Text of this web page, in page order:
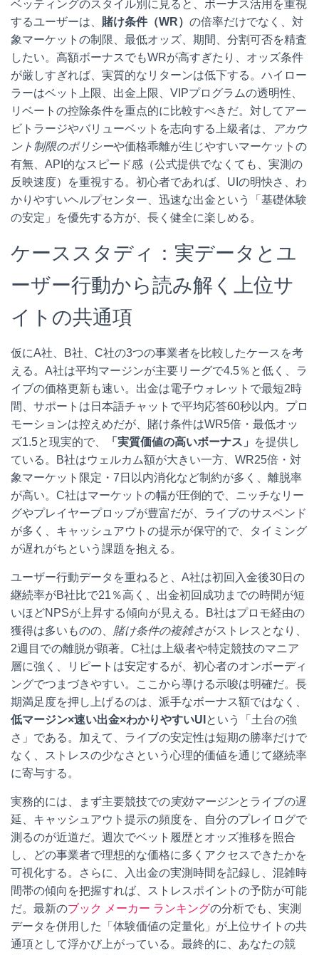
ベッティングのスタイル別に見ると、ボーナス活用を重視
するユーザーは、 賭け条件（WR） の倍率だけでなく、対
象マーケットの制限、最低オッズ、期間、分割可否を精査
したい。高額ボーナスでもWRが高すぎたり、オッズ条件
が厳しすぎれば、実質的なリターンは低下する。ハイロー
ラーはベット上限、出金上限、VIPプログラムの透明性、
リベートの控除条件を重点的に比較すべきだ。対してアー
ビトラージやバリューベットを志向する上級者は、
アカウ
ント制限のポリシーや価格乖離が生じやすいマーケットの
有無、API的なスピード感（公式提供でなくても、実測の
反映速度）を重視する。初心者であれば、UIの明快さ、わ
かりやすいヘルプセンター、迅速な出金という「基礎体験
の安定」を優先する方が、長く健全に楽しめる。
ケーススタディ：実データとユ
ーザー行動から読み解く上位サ
イトの共通項
仮にA社、B社、C社の3つの事業者を比較したケースを考
える。A社は平均マージンが主要リーグで4.5％と低く、ラ
イブの価格更新も速い。出金は電子ウォレットで最短2時
間、サポートは日本語チャットで平均応答60秒以内。プロ
モーションは控えめだが、賭け条件はWR5倍・最低オッ
ズ1.5と現実的で、
「実質価値の高いボーナス」
を提供し
ている。B社はウェルカム額が大きい一方、WR25倍・対
象マーケット限定・7日以内消化など制約が多く、離脱率
が高い。C社はマーケットの幅が圧倒的で、ニッチなリー
グやプレイヤープロップが豊富だが、ライブのサスペンド
が多く、キャッシュアウトの提示が保守的で、タイミング
が遅れがちという課題を抱える。
ユーザー行動データを重ねると、A社は初回入金後30日の
継続率がB社比で21％高く、出金初回成功までの時間が短
いほどNPSが上昇する傾向が見える。B社はプロモ経由の
獲得は多いものの、 賭け条件の複雑さがストレスとなり、
2週目での離脱が顕著。C社は上級者や特定競技のマニア
層に強く、リピートは安定するが、初心者のオンボーディ
ングでつまづきやすい。ここから導ける示唆は明確だ。長
期満足度を押し上げるのは、派手なボーナス額ではなく、
低マージン×速い出金×わかりやすいUI という「土台の強
さ」である。加えて、ライブの安定性は短期の勝率だけで
なく、ストレスの少なさという心理的価値を通じて継続率
に寄与する。
実務的には、まず主要競技での実効マージンとライブの遅
延、キャッシュアウト提示の頻度を、自分のプレイログで
測るのが近道だ。週次でベット履歴とオッズ推移を照合
し、どの事業者で理想的な価格に多くアクセスできたかを
可視化する。さらに、入出金の実測時間を記録し、混雑時
間帯の傾向を把握すれば、ストレスポイントの予防が可能
だ。最新のブック メーカー ランキングの分析でも、実測
データを併用した「体験価値の定量化」が上位サイトの共
通項として浮かび上がっている。最終的に、あなたの競